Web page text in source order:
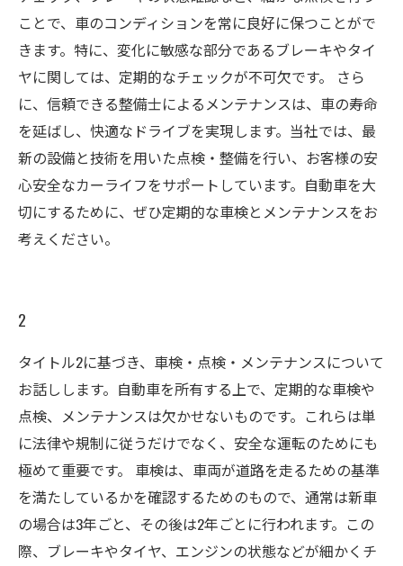
ことで、車のコンディションを常に良好に保つことがで
きます。特に、変化に敏感な部分であるブレーキやタイ
ヤに関しては、定期的なチェックが不可欠です。 さら
に、信頼できる整備士によるメンテナンスは、車の寿命
を延ばし、快適なドライブを実現します。当社では、最
新の設備と技術を用いた点検・整備を行い、お客様の安
心安全なカーライフをサポートしています。自動車を大
切にするために、ぜひ定期的な車検とメンテナンスをお
考えください。
2
タイトル2に基づき、車検・点検・メンテナンスについて
お話しします。自動車を所有する上で、定期的な車検や
点検、メンテナンスは欠かせないものです。これらは単
に法律や規制に従うだけでなく、安全な運転のためにも
極めて重要です。 車検は、車両が道路を走るための基準
を満たしているかを確認するためのもので、通常は新車
の場合は3年ごと、その後は2年ごとに行われます。この
際、ブレーキやタイヤ、エンジンの状態などが細かくチ